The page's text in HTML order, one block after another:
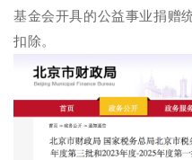
基金会开具的公益事业捐赠
扣除。